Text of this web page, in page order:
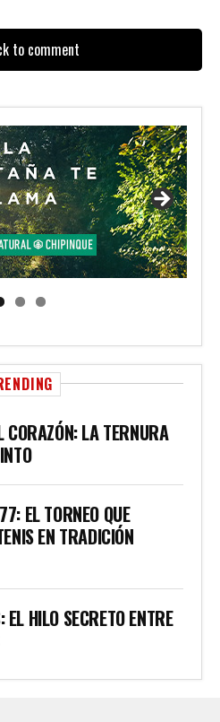
to comment
CORAZÓN: LA TERNURA
EL TORNEO QUE
EN TRADICIÓN
EL HILO SECRETO ENTRE